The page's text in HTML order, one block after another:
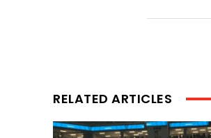
RELATED ARTICLES